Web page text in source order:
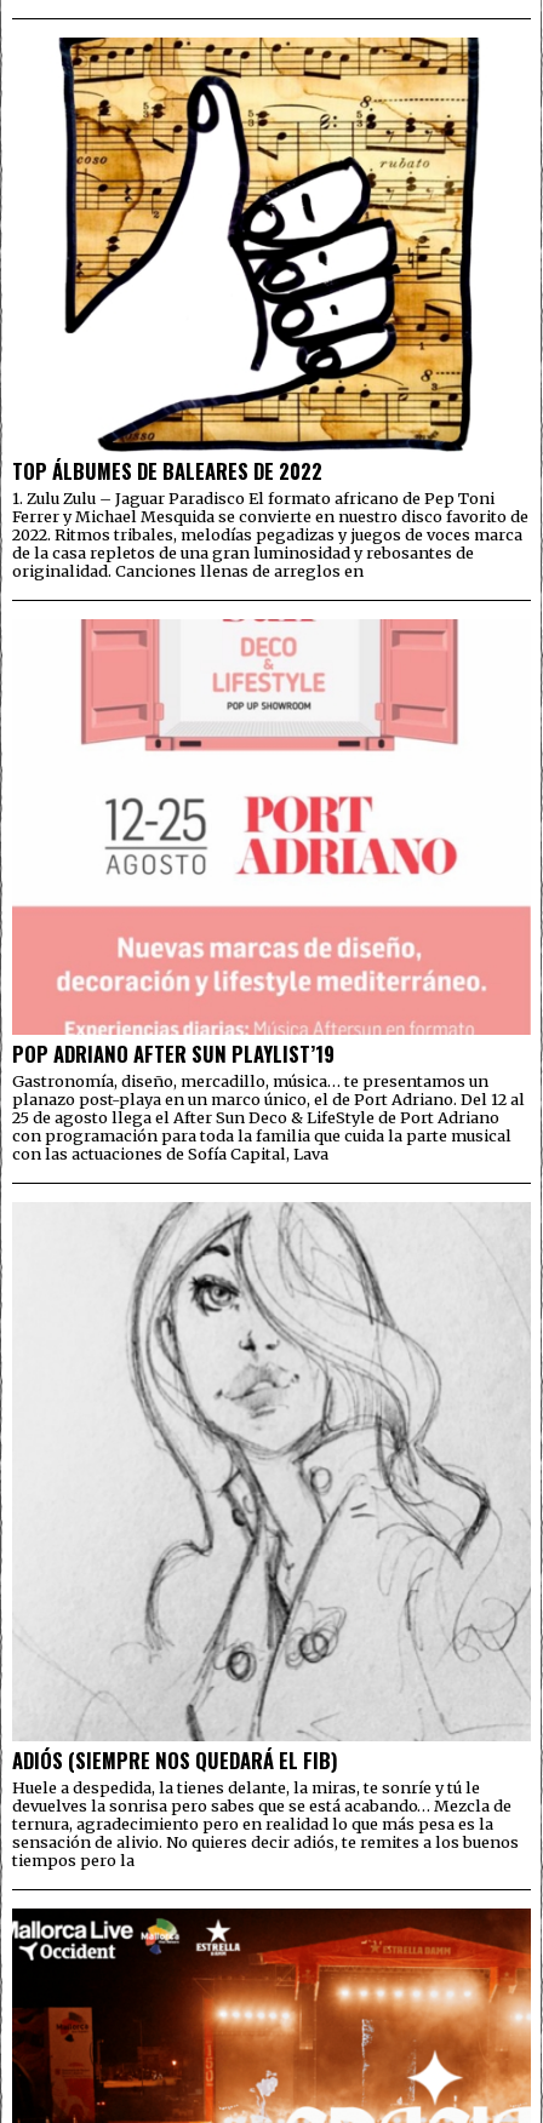
TOP ÁLBUMES DE BALEARES DE 2022
1. Zulu Zulu – Jaguar Paradisco El formato africano de Pep Toni
Ferrer y Michael Mesquida se convierte en nuestro disco favorito de
2022. Ritmos tribales, melodías pegadizas y juegos de voces marca
de la casa repletos de una gran luminosidad y rebosantes de
originalidad. Canciones llenas de arreglos en
POP ADRIANO AFTER SUN PLAYLIST’19
Gastronomía, diseño, mercadillo, música… te presentamos un
planazo post-playa en un marco único, el de Port Adriano. Del 12 al
25 de agosto llega el After Sun Deco & LifeStyle de Port Adriano
con programación para toda la familia que cuida la parte musical
con las actuaciones de Sofía Capital, Lava
ADIÓS (SIEMPRE NOS QUEDARÁ EL FIB)
Huele a despedida, la tienes delante, la miras, te sonríe y tú le
devuelves la sonrisa pero sabes que se está acabando… Mezcla de
ternura, agradecimiento pero en realidad lo que más pesa es la
sensación de alivio. No quieres decir adiós, te remites a los buenos
tiempos pero la